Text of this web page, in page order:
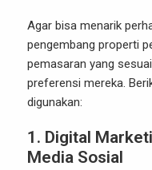
Agar bisa menarik
pengembang properti
pemasaran yang
preferensi mereka.
digunakan:
1. Digital
Media Sosial